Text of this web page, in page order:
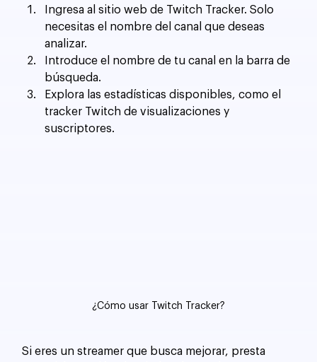
Ingresa al sitio web de Twitch Tracker. Solo
necesitas el nombre del canal que deseas
analizar.
Introduce el nombre de tu canal en la barra de
búsqueda.
Explora las estadísticas disponibles, como el
tracker Twitch de visualizaciones y
suscriptores.
¿Cómo usar Twitch Tracker?
Si eres un streamer que busca mejorar, presta